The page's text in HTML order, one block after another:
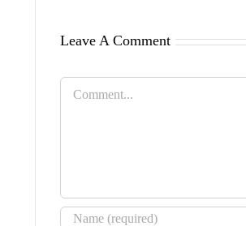
Leave A Comment
Comment